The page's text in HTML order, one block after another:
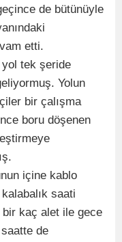
de bütünüyle
etti.
yol tek şeride
Yolun
bir çalışma
boru döşenen
içine kablo
saati
kaç alet ile gece
de